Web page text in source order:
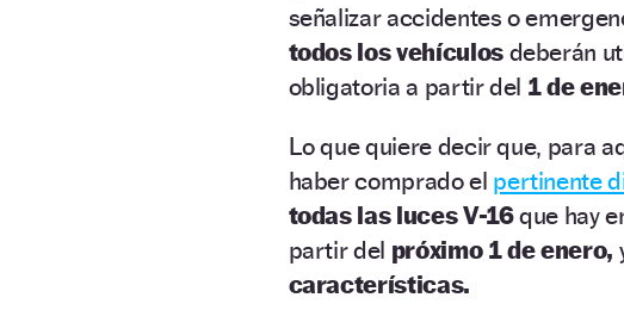
señalizar accidentes o
todos los vehículos deberán
obligatoria a partir del 1 de
Lo que quiere decir que, para
haber comprado el pertinente
todas las luces V-16que hay
partir del próximo 1 de enero,
características.